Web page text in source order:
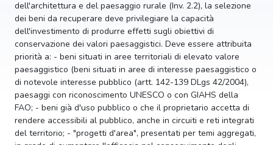
dell'architettura e del paesaggio rurale (Inv. 2.2), la selezione
dei beni da recuperare deve privilegiare la capacità
dell'investimento di produrre effetti sugli obiettivi di
conservazione dei valori paesaggistici. Deve essere attribuita
priorità a: - beni situati in aree territoriali di elevato valore
paesaggistico (beni situati in aree di interesse paesaggistico o
di notevole interesse pubblico (artt. 142-139 DLgs 42/2004),
paesaggi con riconoscimento UNESCO o con GIAHS della
FAO; - beni già d'uso pubblico o che il proprietario accetta di
rendere accessibili al pubblico, anche in circuiti e reti integrati
del territorio; - "progetti d'area", presentati per temi aggregati,